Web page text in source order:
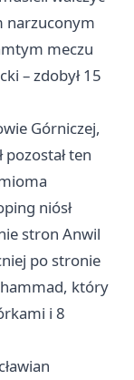
narzuconym
meczu
– zdobył 15
Górniczej,
pozostał ten
niósł
stron Anwil
po stronie
który
i 8